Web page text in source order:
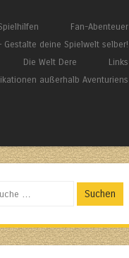
Fan-Abenteuer
Gestalte deine Spielwelt selber!
Die Welt Dere
Links
außerhalb Aventuriens